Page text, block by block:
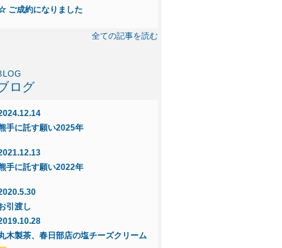
ご成約になりました
2025.6.16
・売地～インフィニガーデン藤塚Q
紹介～
新規物件◆◇屋上庭園付住宅提案
根 ご紹介～
屋上庭園付住宅提案型売地・新宿新田
全ての記事を読む
ログ
手に託す願い2025年
手に託す願い2022年
引渡し
木製茶、春日部店の塩チーズクリーム